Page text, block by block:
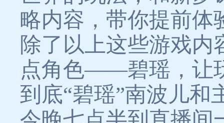
略内容，带你提前体
除了以上这些游戏内
点角色——碧瑶，让
到底“碧瑶”南波儿和